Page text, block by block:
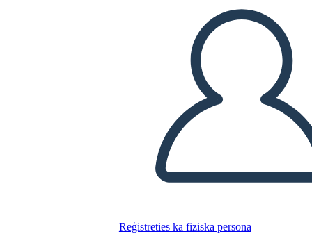
Reģistrēties kā fiziska persona
IZVEIDOT STĀSTU SHĒMU
ATSKAŅOT SLAIDRĀDI
IZLASI MAN